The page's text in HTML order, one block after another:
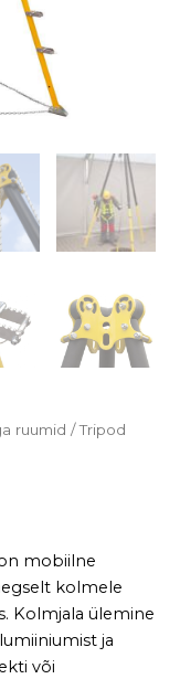
ruumid / Tripod
mobiilne
kolmele
Kolmjala ülemine
ja
või